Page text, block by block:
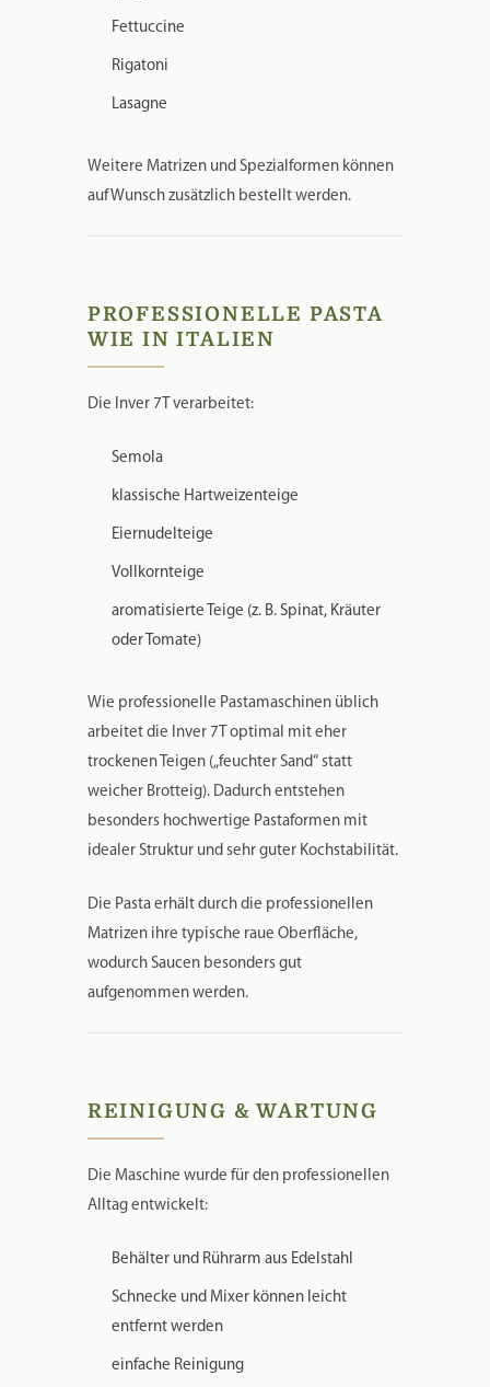
Fettuccine
Rigatoni
Lasagne
Weitere Matrizen und Spezialformen können
auf Wunsch zusätzlich bestellt werden.
PROFESSIONELLE PASTA
WIE IN ITALIEN
Die Inver 7T verarbeitet:
Semola
klassische Hartweizenteige
Eiernudelteige
Vollkornteige
aromatisierte Teige (z. B. Spinat, Kräuter
oder Tomate)
Wie professionelle Pastamaschinen üblich
arbeitet die Inver 7T optimal mit eher
trockenen Teigen („feuchter Sand“ statt
weicher Brotteig). Dadurch entstehen
besonders hochwertige Pastaformen mit
idealer Struktur und sehr guter Kochstabilität.
Die Pasta erhält durch die professionellen
Matrizen ihre typische raue Oberfläche,
wodurch Saucen besonders gut
aufgenommen werden.
REINIGUNG & WARTUNG
Die Maschine wurde für den professionellen
Alltag entwickelt:
Behälter und Rührarm aus Edelstahl
Schnecke und Mixer können leicht
entfernt werden
einfache Reinigung